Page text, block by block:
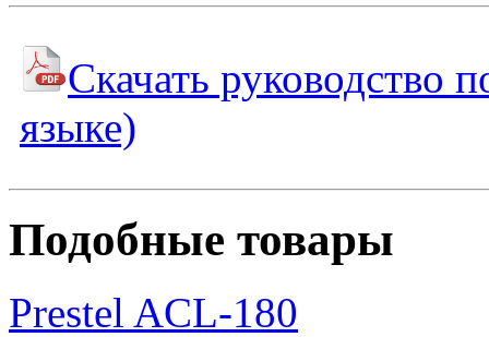
Скачать руководство
языке)
Подобные товары
Prestel ACL-180